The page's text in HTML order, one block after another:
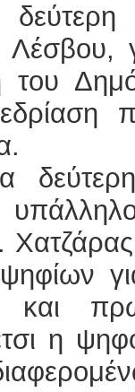
η